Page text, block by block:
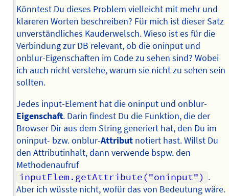
Könntest Du dieses Problem vielleicht mit mehr und
klareren Worten beschreiben? Für mich ist dieser Satz
unverständliches Kauderwelsch. Wieso ist es für die
Verbindung zur DB relevant, ob die oninput und
onblur-Eigenschaften im Code zu sehen sind? Wobei
ich auch nicht verstehe, warum sie nicht zu sehen sein
sollten.
Jedes input-Element hat die oninput und onblur-
Eigenschaft. Darin findest Du die Funktion, die der
Browser Dir aus dem String generiert hat, den Du im
oninput- bzw. onblur-Attributnotiert hast. Willst Du
den Attributinhalt, dann verwende bspw. den
Methodenaufruf
inputElem.getAttribute("oninput") .
Aber ich wüsste nicht, wofür das von Bedeutung wäre.